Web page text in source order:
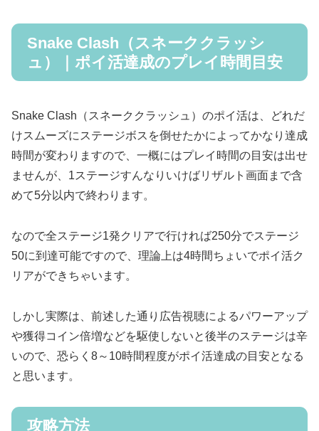
Snake Clash（スネーククラッシ
ュ）｜ポイ活達成のプレイ時間目安
Snake Clash（スネーククラッシュ）のポイ活は、どれだ
けスムーズにステージボスを倒せたかによってかなり達成
時間が変わりますので、一概にはプレイ時間の目安は出せ
ませんが、1ステージすんなりいけばリザルト画面まで含
めて5分以内で終わります。
なので全ステージ1発クリアで行ければ250分でステージ
50に到達可能ですので、理論上は4時間ちょいでポイ活ク
リアができちゃいます。
しかし実際は、前述した通り広告視聴によるパワーアップ
や獲得コイン倍増などを駆使しないと後半のステージは辛
いので、恐らく8～10時間程度がポイ活達成の目安となる
と思います。
攻略方法